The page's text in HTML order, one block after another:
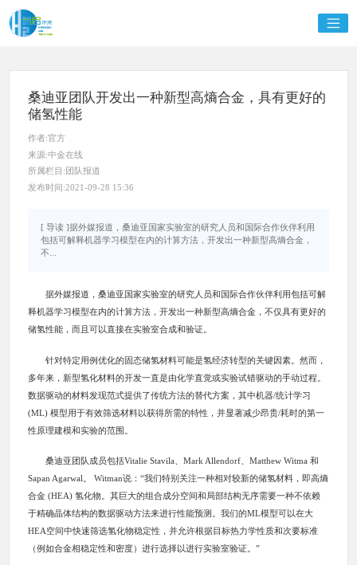
桑迪亚团队开发出一种新型高熵合金，具有更好的
储氢性能
作者:官方
来源:中金在线
所属栏目:团队报道
发布时间:2021-09-28 15:36
[ 导读 ]据外媒报道，桑迪亚国家实验室的研究人员和国际合作伙伴利用
包括可解释机器学习模型在内的计算方法，开发出一种新型高熵合金，
不...
据外媒报道，桑迪亚国家实验室的研究人员和国际合作伙伴利用包括可解
释机器学习模型在内的计算方法，开发出一种新型高熵合金，不仅具有更好的
储氢性能，而且可以直接在实验室合成和验证。
针对特定用例优化的固态储氢材料可能是氢经济转型的关键因素。然而，
多年来，新型氢化材料的开发一直是由化学直觉或实验试错驱动的手动过程。
数据驱动的材料发现范式提供了传统方法的替代方案，其中机器/统计学习
(ML) 模型用于有效筛选材料以获得所需的特性，并显著减少昂贵/耗时的第一
性原理建模和实验的范围。
桑迪亚团队成员包括Vitalie Stavila、Mark Allendorf、Matthew Witma 和
Sapan Agarwal。 Witman说：“我们特别关注一种相对较新的储氢材料，即高熵
合金 (HEA) 氢化物。其巨大的组合成分空间和局部结构无序需要一种不依赖
于精确晶体结构的数据驱动方法来进行性能预测。我们的ML模型可以在大
HEA空间中快速筛选氢化物稳定性，并允许根据目标热力学性质和次要标准
（例如合金相稳定性和密度）进行选择以进行实验室验证。”